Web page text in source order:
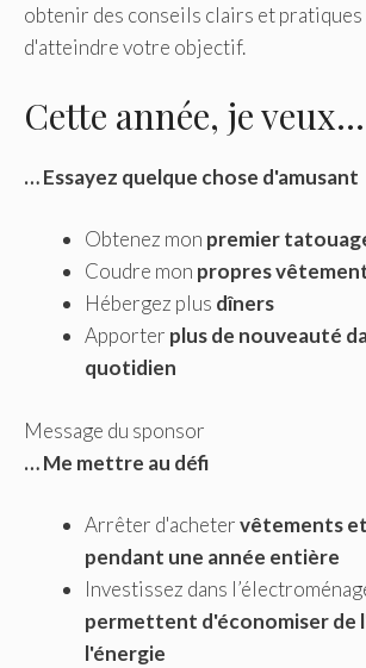
obtenir des conseils clairs et pratiques
d'atteindre votre objectif.
Cette année, je veux…
… Essayez quelque chose d'amusant
Obtenez mon premier
Coudre mon propres
Hébergez plus dîners
Apporter plus de nouveauté
quotidien
Message du sponsor
… Me mettre au défi
Arrêter d'achetervêtements
pendant une année entière
Investissez dans
permettent d'économiser de
l'énergie